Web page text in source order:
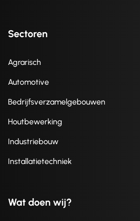
Sectoren
Agrarisch
Automotive
Bedrijfsverzamelgebouwen
Houtbewerking
Industriebouw
Installatietechniek
Wat doen wij?